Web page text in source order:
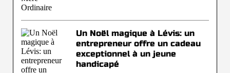
Un Noël magique à Lévis: un
entrepreneur offre un cadeau
exceptionnel à un jeune
handicapé